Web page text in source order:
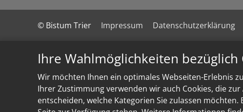
Ihre Wahlmöglichkeiten bezüglich
Wir möchten Ihnen ein optimales Webseiten-Erlebnis
Ihrer Zustimmung verwenden wir auch Cookies, die
entscheiden, welche Kategorien Sie zulassen
© Bistum Trier Impressum Datenschutzerklärung